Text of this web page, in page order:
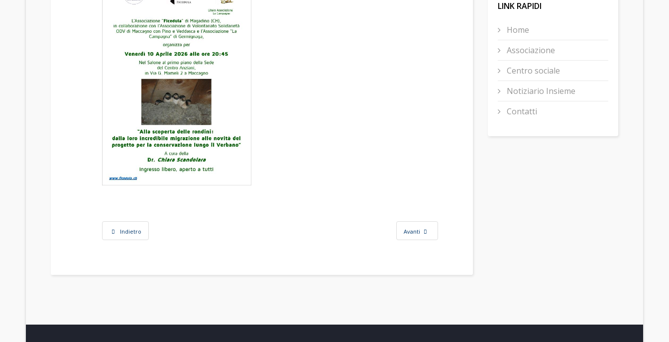
Indietro Avanti
LINK RAPIDI
Home
Associazione
Centro sociale
Notiziario Insieme
Contatti